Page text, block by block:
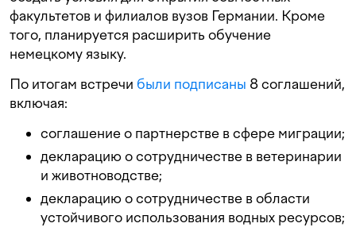
факультетов и филиалов вузов Германии. Кроме
того, планируется расширить обучение
немецкому языку.
По итогам встречи были подписаны 8 соглашений,
включая:
соглашение о партнерстве в сфере миграции;
декларацию о сотрудничестве в ветеринарии
и животноводстве;
декларацию о сотрудничестве в области
устойчивого использования водных ресурсов;